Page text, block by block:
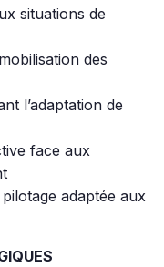
situations de
des
l’adaptation de
face aux
adaptée aux